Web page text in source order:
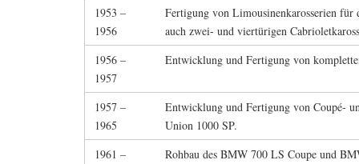
1953 –
1956
Fertigung von Limousinenkarosserien
auch zwei- und viertürigen
1956 –
1957
Entwicklung und Fertigung von
1957 –
1965
Entwicklung und Fertigung von Coupé-
Union 1000 SP.
1961 –
Rohbau des BMW 700 LS Coupe und